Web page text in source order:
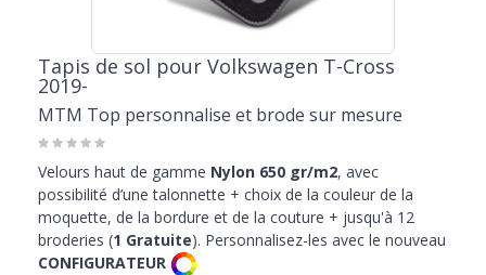
Tapis de sol pour Volkswagen T-Cross
2019-
MTM Top personnalise et brode sur mesure
Velours haut de gamme Nylon 650 gr/m2, avec
possibilité d’une talonnette + choix de la couleur de la
moquette, de la bordure et de la couture + jusqu'à 12
broderies (1 Gratuite). Personnalisez-les avec le nouveau
CONFIGURATEUR